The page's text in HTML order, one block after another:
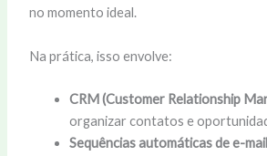
no momento ideal.
Na prática, isso envolve:
CRM (Customer Relationship
organizar contatos e
Sequências automáticas de e-